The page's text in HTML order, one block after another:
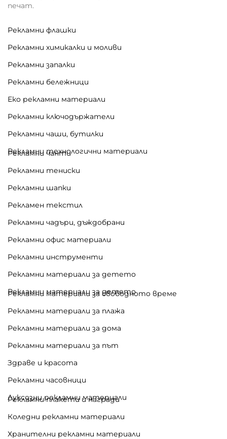
печат.
Рекламни флашки
Рекламни химикалки и моливи
Рекламни запалки
Рекламни бележници
Еко рекламни материали
Рекламни ключодържатели
Рекламни чаши, бутилки
Рекламни технологични материали
Рекламни чанти
Рекламни тениски
Рекламни шапки
Рекламен текстил
Рекламни чадъри, дъждобрани
Рекламни офис материали
Рекламни инструменти
Рекламни материали за детето
Рекламни материали за детето
Рекламни материали за свободното време
Рекламни материали за плажа
Рекламни материали за дома
Рекламни материали за път
Здраве и красота
Рекламни часовници
Луксозни рекламни материали
Рекламни плакети и награди
Коледни рекламни материали
Хранителни рекламни материали